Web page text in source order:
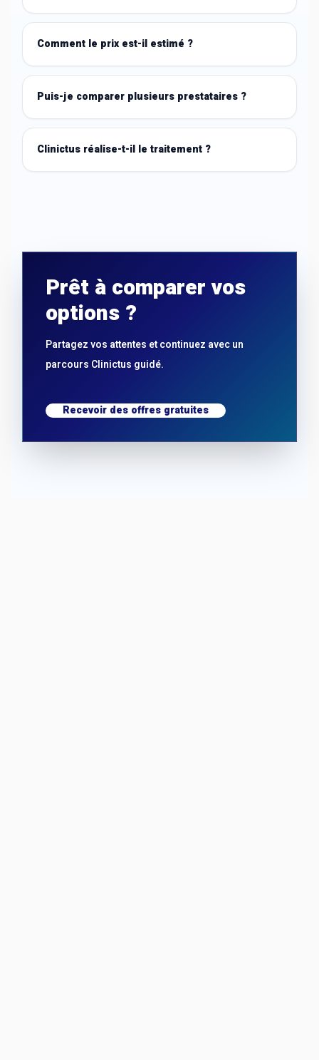
Comment le prix est-il estimé ?
Puis-je comparer plusieurs prestataires ?
Clinictus réalise-t-il le traitement ?
Prêt à comparer vos
options ?
Partagez vos attentes et continuez avec un
parcours Clinictus guidé.
Recevoir des offres gratuites